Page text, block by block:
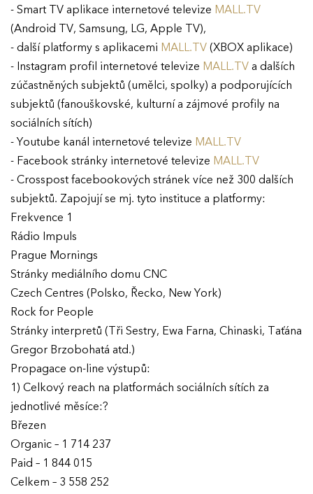
- Smart TV aplikace internetové televize MALL.TV
(Android TV, Samsung, LG, Apple TV),
- další platformy s aplikacemi MALL.TV(XBOX aplikace)
- Instagram profil internetové televize MALL.TVa dalších
zúčastněných subjektů (umělci, spolky) a podporujících
subjektů (fanouškovské, kulturní a zájmové profily na
sociálních sítích)
- Youtube kanál internetové televize MALL.TV
- Facebook stránky internetové televize MALL.TV
- Crosspost facebookových stránek více než 300 dalších
subjektů. Zapojují se mj. tyto instituce a platformy:
Frekvence 1
Rádio Impuls
Prague Mornings
Stránky mediálního domu CNC
Czech Centres (Polsko, Řecko, New York)
Rock for People
Stránky interpretů (Tři Sestry, Ewa Farna, Chinaski, Taťána
Gregor Brzobohatá atd.)
Propagace on-line výstupů:
1) Celkový reach na platformách sociálních sítích za
jednotlivé měsíce:?
Březen
Organic – 1 714 237
Paid – 1 844 015
Celkem – 3 558 252